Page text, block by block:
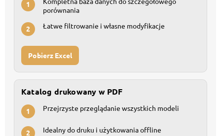
1
porównania
2 Łatwe filtrowanie i własne modyfikacje
Pobierz Excel
Katalog drukowany w PDF
1 Przejrzyste przeglądanie wszystkich modeli
2 Idealny do druku i użytkowania offline